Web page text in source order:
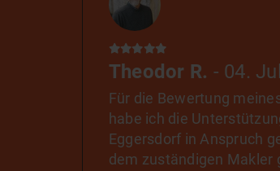
und wir sind dankbar,
Mit freundlichen Grüßen
Theodor R. - 04.
Für die Bewertung
habe ich die
Eggersdorf in Anspruch
dem zuständigen Makler